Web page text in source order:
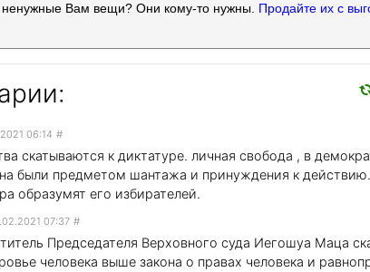
ненужные Вам вещи? Они кому-то нужны. Продайте их с
06:14 #
скатываются к диктатуре. личная свобода , в
были предметом шантажа и принуждения к
образумят его избирателей.
07:37 #
Председателя Верховного суда Иегошуа Маца
человека выше закона о правах человека и